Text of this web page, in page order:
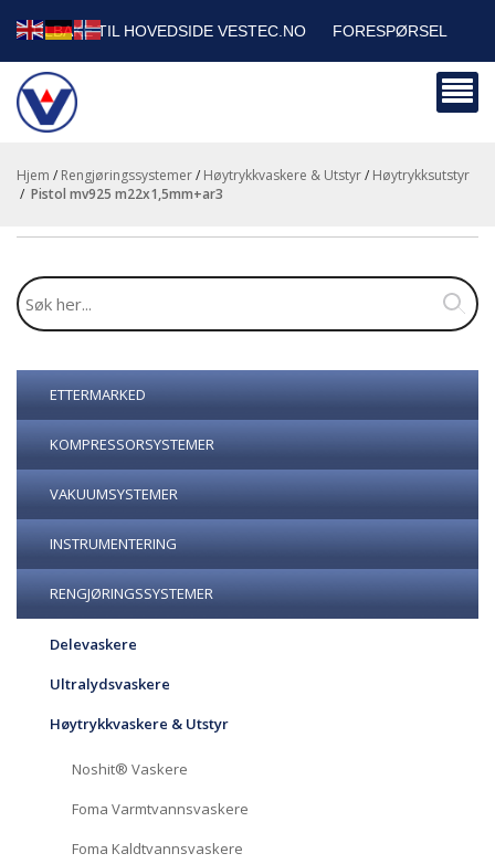
TILBAKE TIL HOVEDSIDE VESTEC.NO FORESPØRSEL
HANDLEVOGN
BEDRIFTSKUNDER
Hjem / Rengjøringssystemer/ Høytrykkvaskere & Utstyr/ Høytrykksutstyr
/
pistol mv925 m22x1,5mm+ar3
ETTERMARKED
KOMPRESSORSYSTEMER
VAKUUMSYSTEMER
INSTRUMENTERING
RENGJØRINGSSYSTEMER
Delevaskere
Ultralydsvaskere
Høytrykkvaskere & Utstyr
Noshit® Vaskere
Foma Varmtvannsvaskere
Foma Kaldtvannsvaskere